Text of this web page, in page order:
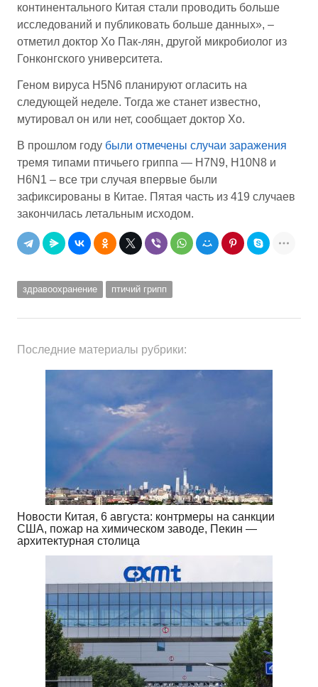
континентального Китая стали проводить больше
исследований и публиковать больше данных», –
отметил доктор Хо Пак-лян, другой микробиолог из
Гонконгского университета.
Геном вируса H5N6 планируют огласить на
следующей неделе. Тогда же станет известно,
мутировал он или нет, сообщает доктор Хо.
В прошлом году были отмечены случаи заражения
тремя типами птичьего гриппа — H7N9, H10N8 и
H6N1 – все три случая впервые были
зафиксированы в Китае. Пятая часть из 419 случаев
закончилась летальным исходом.
здравоохранение птичий грипп
Последние материалы рубрики:
Новости Китая, 6 августа: контрмеры на санкции
США, пожар на химическом заводе, Пекин —
архитектурная столица